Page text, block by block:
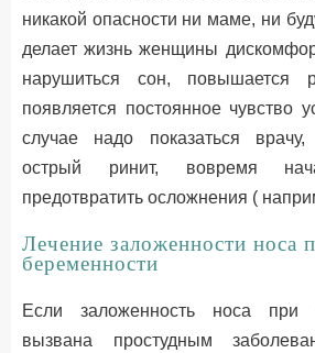
никакой опасности ни маме, ни
делает жизнь женщины
нарушиться сон, повышается
появляется постоянное чувство
случае надо показаться
острый ринит, вовремя
предотвратить осложнения (
Лечение заложенности носа
беременности
Если заложенность носа при
вызвана простудным